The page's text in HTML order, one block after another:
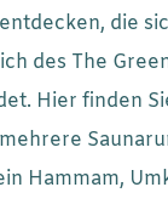
die
des The
Hier finden
Hammam,